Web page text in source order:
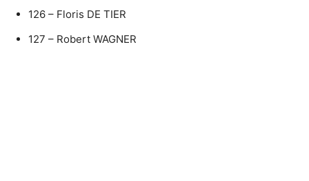
126 – Floris DE TIER
127 – Robert WAGNER